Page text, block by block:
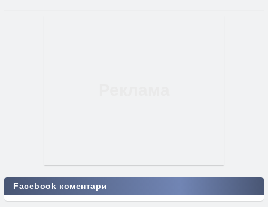
Facebook коментари